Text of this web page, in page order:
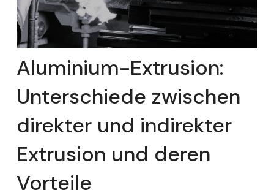
Aluminium-Extrusion:
Unterschiede zwischen
direkter und indirekter
Extrusion und deren
Vorteile